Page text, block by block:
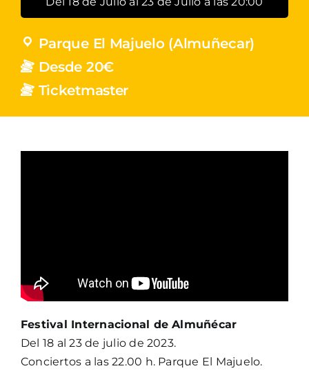
Parque El Majuelo (Almuñecar)
Desde 20€
Ticketmaster
Festival Internacional de Almuñécar
Del 18 al 23 de julio de 2023.
Conciertos a las 22.00 h. Parque El Majuelo.